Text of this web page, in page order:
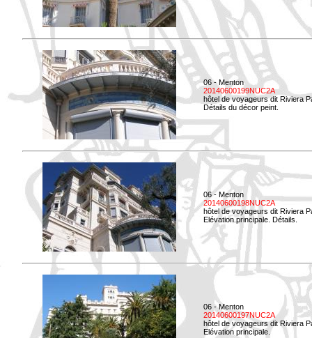
06 - Menton
20140600199NUC2A
hôtel de voyageurs dit Riviera
Détails du décor peint.
06 - Menton
20140600198NUC2A
hôtel de voyageurs dit Riviera
Elévation principale. Détails.
06 - Menton
20140600197NUC2A
hôtel de voyageurs dit Riviera
Elévation principale.